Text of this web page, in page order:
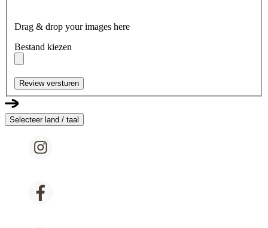
Drag & drop your images here
Bestand kiezen
Review versturen
Selecteer land / taal